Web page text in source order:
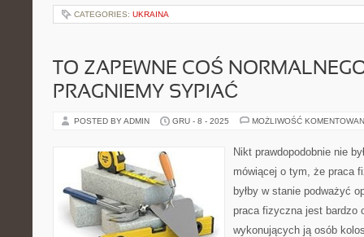
CATEGORIES: UKRAINA
TO ZAPEWNE COŚ
PRAGNIEMY SYPIAĆ
POSTED BY ADMIN GRU - 8 - 2025 MOŻLIWOŚĆ
Nikt prawdopodobnie nie
mówiącej o tym, że praca
byłby w stanie podważyć
praca fizyczna jest bardzo
wykonujących ją osób